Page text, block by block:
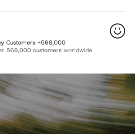
568,000+ Happy Customers
568,000 customers worldwide.
OFF? 🎁